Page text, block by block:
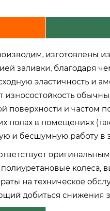
изготовлены
заливки, благодаря
эластичность и
поверхности и частом
полах в помещениях
и бесшумную работу в
колеса,
на техническое
добиться снижения